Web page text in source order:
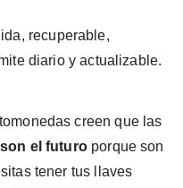
recuperable,
diario y actualizable.
creen que las
el futuroporque son
tener tus llaves